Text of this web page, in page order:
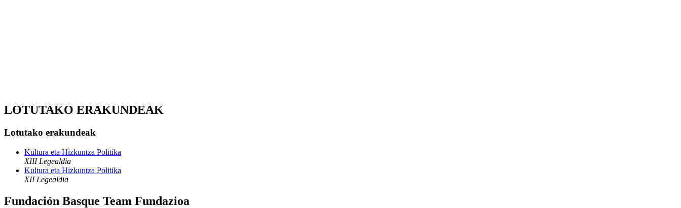
LOTUTAKO ERAKUNDEAK
Lotutako erakundeak
Kultura eta Hizkuntza Politika
XIII Legealdia
Kultura eta Hizkuntza Politika
XII Legealdia
Fundación Basque Team Fundazioa